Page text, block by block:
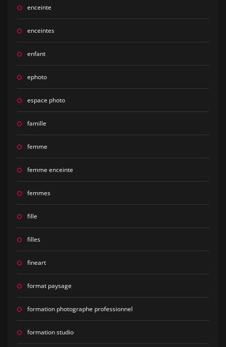
enceinte
enceintes
enfant
ephoto
espace photo
famille
femme
femme enceinte
femmes
fille
filles
fineart
format paysage
formation photographe professionnel
formation studio